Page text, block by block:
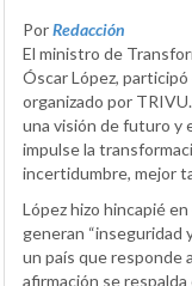
PorRedacción
El ministro de
Óscar López,
organizado por
una visión de futuro y
impulse la
incertidumbre, mejor
López hizo hincapié
generan “inseguridad
un país que responde
afirmación se